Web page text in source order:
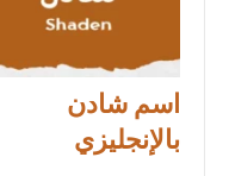
اسم شادن
بالإنجليزي